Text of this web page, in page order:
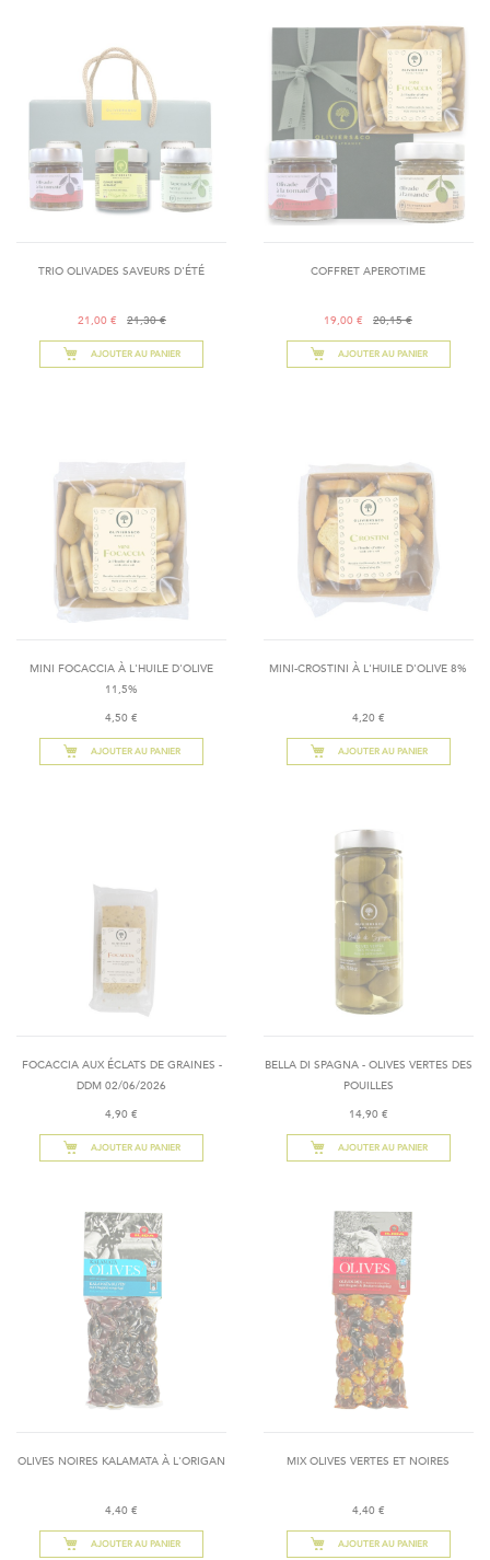
TRIO OLIVADES SAVEURS D'ÉTÉ
21,00 € 21,30 €
AJOUTER AU PANIER
COFFRET APEROTIME
19,00 € 20,15 €
AJOUTER AU PANIER
MINI FOCACCIA À L'HUILE D'OLIVE
11,5%
4,50 €
AJOUTER AU PANIER
MINI-CROSTINI À L'HUILE D'OLIVE 8%
4,20 €
AJOUTER AU PANIER
FOCACCIA AUX ÉCLATS DE GRAINES -
DDM 02/06/2026
4,90 €
AJOUTER AU PANIER
BELLA DI SPAGNA - OLIVES VERTES DES
POUILLES
14,90 €
AJOUTER AU PANIER
OLIVES NOIRES KALAMATA À L'ORIGAN
4,40 €
AJOUTER AU PANIER
MIX OLIVES VERTES ET NOIRES
4,40 €
AJOUTER AU PANIER